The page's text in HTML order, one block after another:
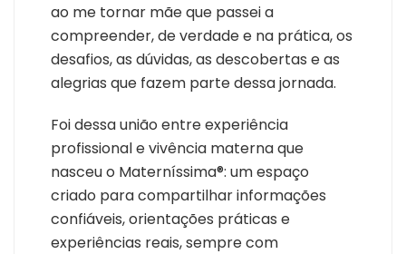
ao me tornar mãe que passei a
compreender, de verdade e na prática, os
desafios, as dúvidas, as descobertas e as
alegrias que fazem parte dessa jornada.
Foi dessa união entre experiência
profissional e vivência materna que
nasceu o Materníssima®: um espaço
criado para compartilhar informações
confiáveis, orientações práticas e
experiências reais, sempre com